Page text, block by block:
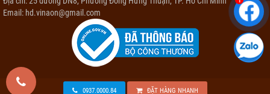
Email: hd.vinaon@gmail.com
0937.0000.84 ĐẶT HÀNG NHANH